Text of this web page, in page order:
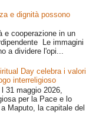
e dignità possono
e cooperazione in un
Le immagini
a dividere l'opi...
Day celebra i valori
interreligioso
31 maggio 2026,
per la Pace e lo
Maputo, la capitale del